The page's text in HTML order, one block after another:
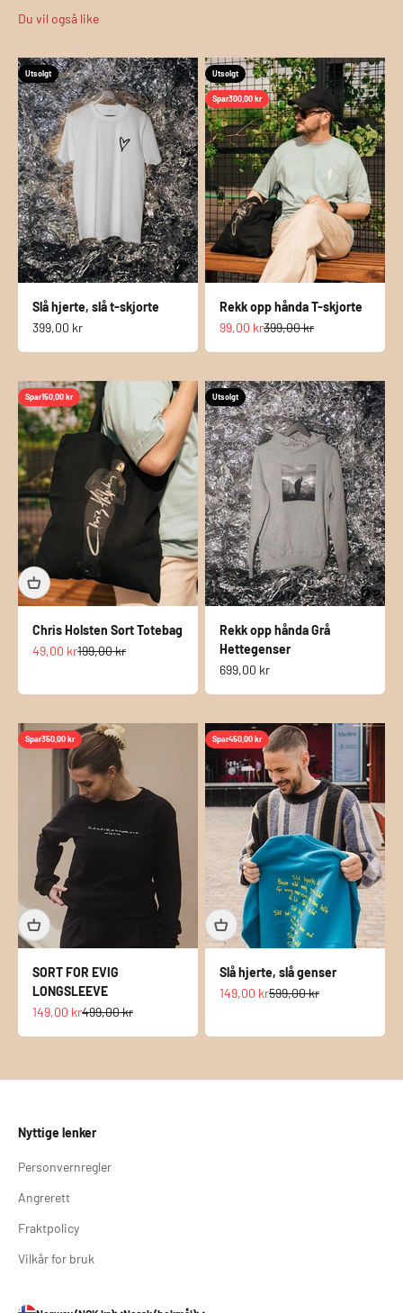
Utsolgt
Slå hjerte, slå t-skjorte
Salgspris
399,00 kr
Utsolgt
Spar300,00 kr
Rekk opp hånda T-skjorte
Salgspris
99,00 krNormalpris
399,00 kr
Spar150,00 kr
Chris Holsten Sort Totebag
Salgspris
49,00 krNormalpris
199,00 kr
Utsolgt
Rekk opp hånda Grå
Hettegenser
Salgspris
699,00 kr
Spar350,00 kr
SORT FOR EVIG
LONGSLEEVE
Salgspris
149,00 krNormalpris
499,00 kr
Spar450,00 kr
Slå hjerte, slå genser
Salgspris
149,00 krNormalpris
599,00 kr
Nyttige lenker
Personvernregler
Angrerett
Fraktpolicy
Vilkår for bruk